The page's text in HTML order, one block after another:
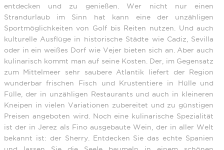
entdecken und zu genießen. Wer nicht nur einen
Strandurlaub im Sinn hat kann eine der unzähligen
Sportmöglichkeiten von Golf bis Reiten nutzen. Und auch
kulturelle Ausflüge in historische Städte wie Cadiz, Sevilla
oder in ein weißes Dorf wie Vejer bieten sich an. Aber auch
kulinarisch kommt man auf seine Kosten. Der, im Gegensatz
zum Mittelmeer sehr saubere Atlantik liefert der Region
wunderbar frischen Fisch und Krustentiere in Hülle und
Fülle, der in unzähligen Restaurants und auch in kleineren
Kneipen in vielen Variationen zubereitet und zu günstigen
Preisen angeboten wird. Noch eine kulinarische Spezialität
ist der in Jerez als Fino ausgebaute Wein, der in aller Welt
bekannt ist: der Sherry. Entdecken Sie das echte Spanien